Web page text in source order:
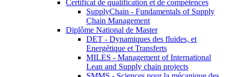
Certificat de qualification et de compétences
SupplyChain - Fundamentals of Supply
Chain Management
Diplôme National de Master
DET - Dynamiques des fluides, et
Energétique et Transferts
MILES - Management of International
Lean and Supply chain projects